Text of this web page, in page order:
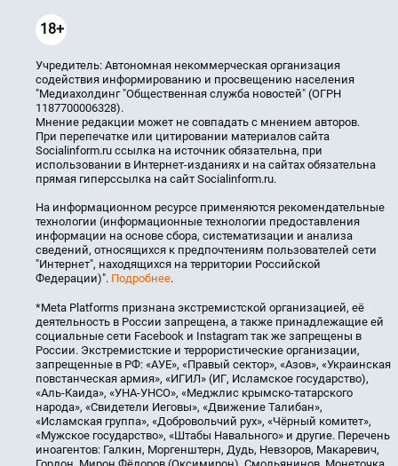
18+
Учредитель: Автономная некоммерческая организация
содействия информированию и просвещению населения
"Медиахолдинг "Общественная служба новостей" (ОГРН
1187700006328).
Мнение редакции может не совпадать с мнением авторов.
При перепечатке или цитировании материалов сайта
Socialinform.ru ссылка на источник обязательна, при
использовании в Интернет-изданиях и на сайтах обязательна
прямая гиперссылка на сайт Socialinform.ru.
На информационном ресурсе применяются рекомендательные
технологии (информационные технологии предоставления
информации на основе сбора, систематизации и анализа
сведений, относящихся к предпочтениям пользователей сети
"Интернет", находящихся на территории Российской
Федерации)". Подробнее.
*Meta Platforms признана экстремистской организацией, её
деятельность в России запрещена, а также принадлежащие ей
социальные сети Facebook и Instagram так же запрещены в
России. Экстремистские и террористические организации,
запрещенные в РФ: «АУЕ», «Правый сектор», «Азов», «Украинская
повстанческая армия», «ИГИЛ» (ИГ, Исламское государство),
«Аль-Каида», «УНА-УНСО», «Меджлис крымско-татарского
народа», «Свидетели Иеговы», «Движение Талибан»,
«Исламская группа», «Добровольчий рух», «Чёрный комитет»,
«Мужское государство», «Штабы Навального» и другие. Перечень
иноагентов: Галкин, Моргенштерн, Дудь, Невзоров, Макаревич,